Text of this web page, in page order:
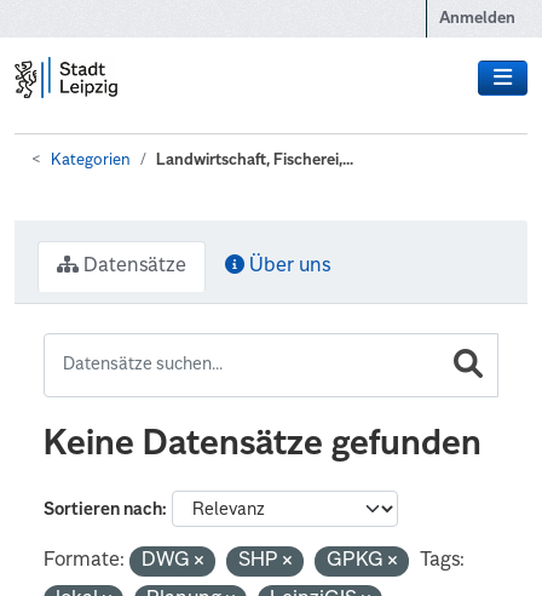
Anmelden
Kategorien Landwirtschaft, Fischerei,...
Datensätze Über uns
Keine Datensätze gefunden
Sortieren nach
Formate: DWG SHP GPKG
Tags: